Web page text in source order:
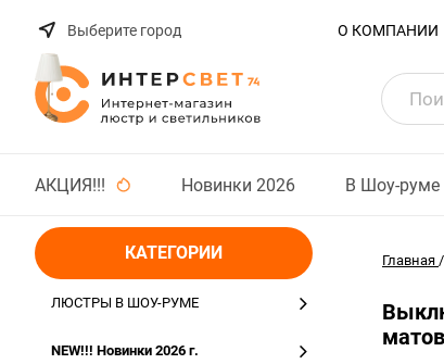
Выберите город О КОМПАНИИ
АКЦИЯ!!! Новинки 2026 В Шоу-руме
КАТЕГОРИИ
ЛЮСТРЫ В ШОУ-РУМЕ
NEW!!! Новинки 2026 г.
Главная /